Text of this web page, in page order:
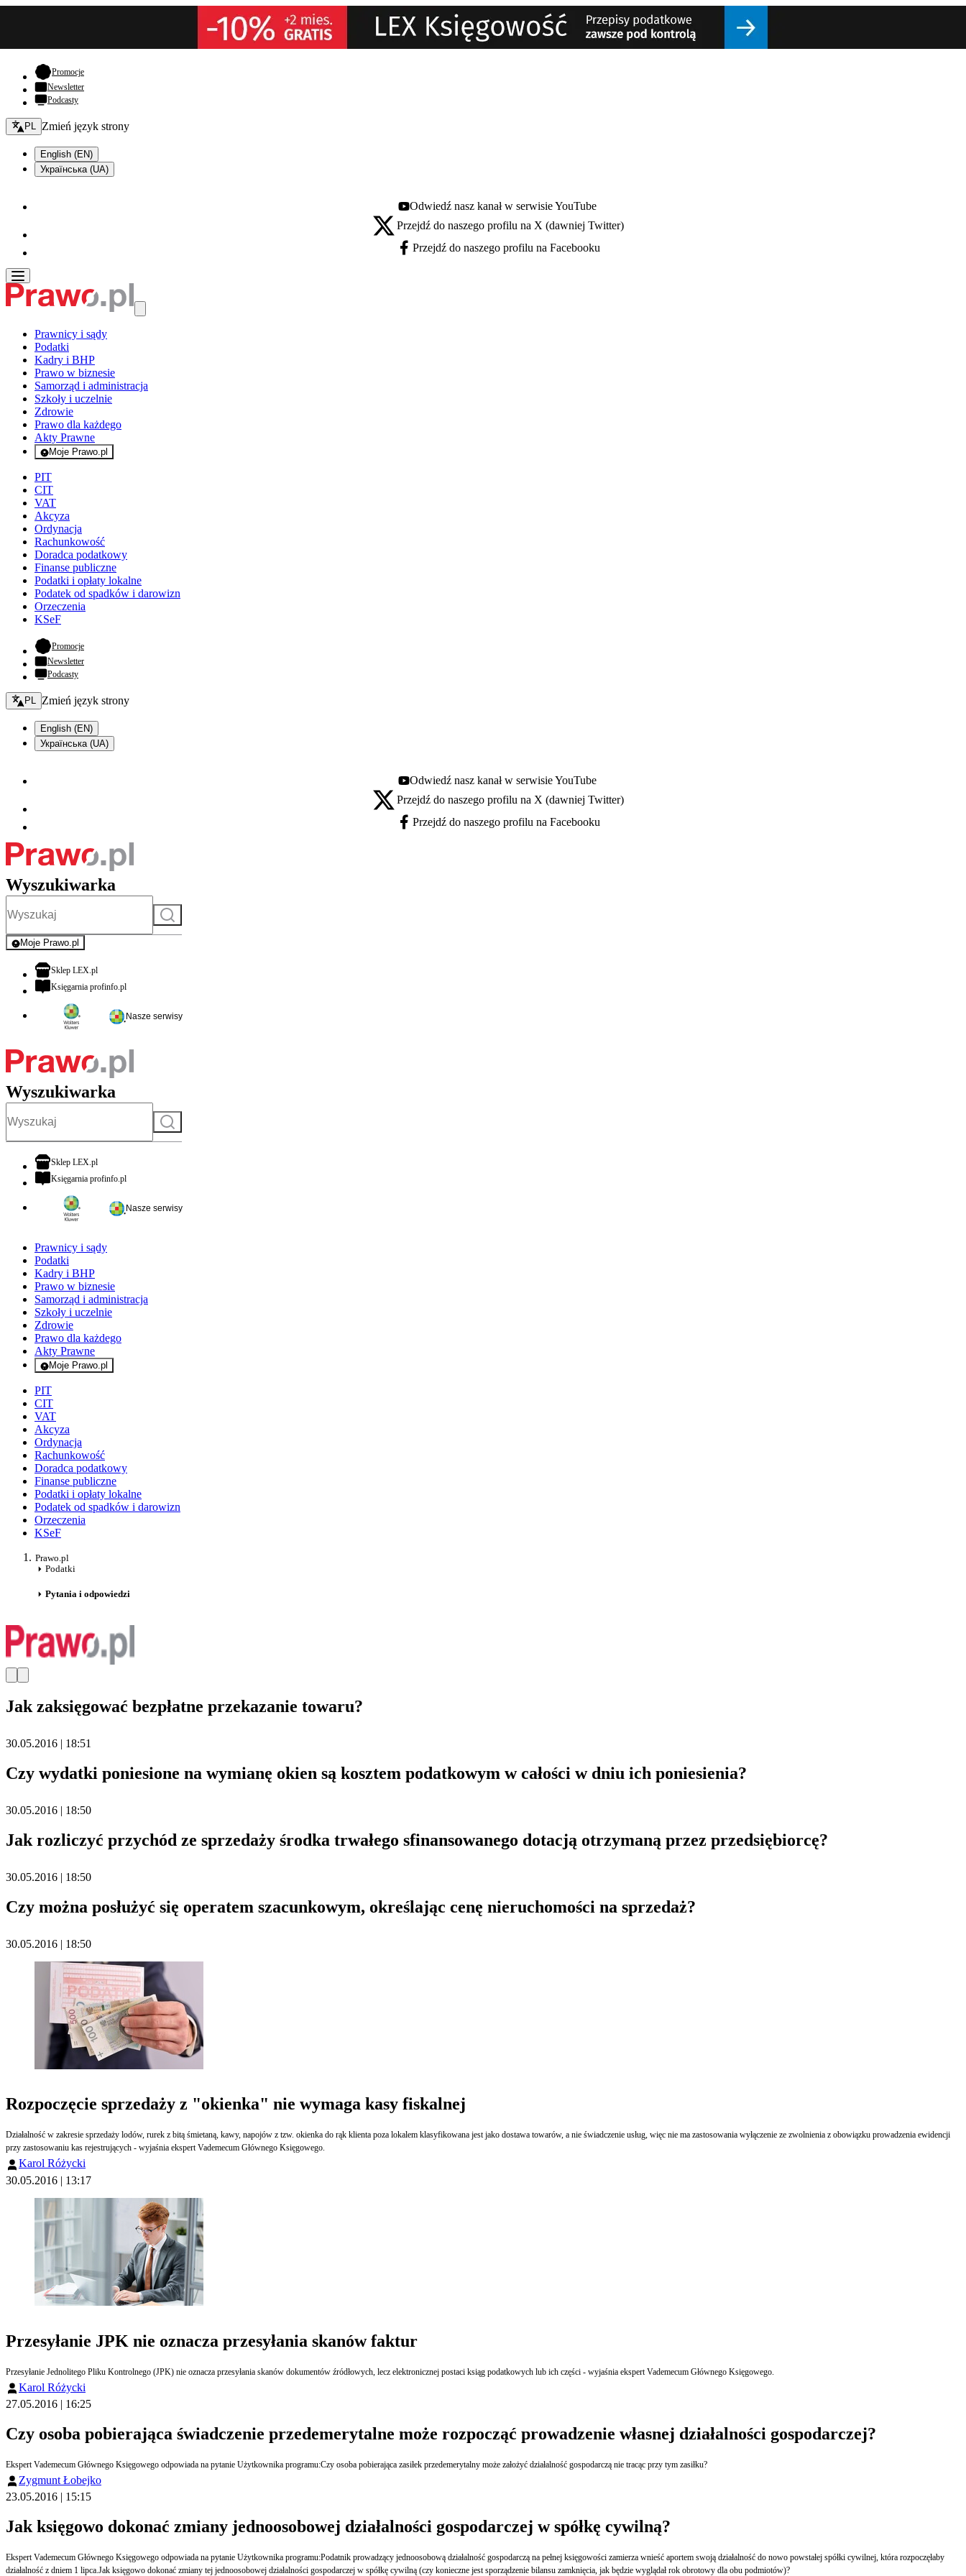
Promocje- otwiera się w nowej karcie
Newsletter
Podcasty
Zmień język - bieżący:
PL Zmień język strony
English (EN)
Українська (UA)
Youtube - otwiera się w nowej karcie
Odwiedź nasz kanał w serwisie YouTube
X - otwiera się w nowej karcie
Przejdź do naszego profilu na X (dawniej Twitter)
Facebook - otwiera się w nowej karcie
Przejdź do naszego profilu na Facebooku
Prawnicy i sądy
Podatki
Kadry i BHP
Prawo w biznesie
Samorząd i administracja
Szkoły i uczelnie
Zdrowie
Prawo dla każdego
Akty Prawne
Moje Prawo.pl
- rejestracja i logowanie do serwisu
PIT
CIT
VAT
Akcyza
Ordynacja
Rachunkowość
Doradca podatkowy
Finanse publiczne
Podatki i opłaty lokalne
Podatek od spadków i darowizn
Orzeczenia
KSeF
Promocje- otwiera się w nowej karcie
Newsletter
Podcasty
Zmień język - bieżący:
PL Zmień język strony
English (EN)
Українська (UA)
Youtube - otwiera się w nowej karcie
Odwiedź nasz kanał w serwisie YouTube
X - otwiera się w nowej karcie
Przejdź do naszego profilu na X (dawniej Twitter)
Facebook - otwiera się w nowej karcie
Przejdź do naszego profilu na Facebooku
Wyszukiwarka
Szukaj
Moje Prawo.pl
- rejestracja i logowanie do serwisu
Sklep LEX.plotwiera się w nowej karcie
Księgarnia profinfo.plotwiera się w nowej karcie
Nasze serwisy
Wyszukiwarka
Szukaj
Sklep LEX.plotwiera się w nowej karcie
Księgarnia profinfo.plotwiera się w nowej karcie
Nasze serwisy
Prawnicy i sądy
Podatki
Kadry i BHP
Prawo w biznesie
Samorząd i administracja
Szkoły i uczelnie
Zdrowie
Prawo dla każdego
Akty Prawne
Moje Prawo.pl
- rejestracja i logowanie do serwisu
PIT
CIT
VAT
Akcyza
Ordynacja
Rachunkowość
Doradca podatkowy
Finanse publiczne
Podatki i opłaty lokalne
Podatek od spadków i darowizn
Orzeczenia
KSeF
Prawo.pl
Podatki
Pytania i odpowiedzi
Jak zaksięgować bezpłatne przekazanie towaru?
30.05.2016 | 18:51
Czy wydatki poniesione na wymianę okien są kosztem podatkowym w całości w dniu ich poniesienia?
30.05.2016 | 18:50
Jak rozliczyć przychód ze sprzedaży środka trwałego sfinansowanego dotacją otrzymaną przez przedsiębiorcę?
30.05.2016 | 18:50
Czy można posłużyć się operatem szacunkowym, określając cenę nieruchomości na sprzedaż?
30.05.2016 | 18:50
Rozpoczęcie sprzedaży z "okienka" nie wymaga kasy fiskalnej
Działalność w zakresie sprzedaży lodów, rurek z bitą śmietaną, kawy, napojów z tzw. okienka do rąk klienta poza lokalem klasyfikowana jest jako dostawa towarów, a nie świadczenie usług, więc nie ma zastosowania wyłączenie ze zwolnienia z obowiązku prowadzenia ewidencji
przy zastosowaniu kas rejestrujących - wyjaśnia ekspert Vademecum Głównego Księgowego.
Karol Różycki
30.05.2016 | 13:17
Przesyłanie JPK nie oznacza przesyłania skanów faktur
Przesyłanie Jednolitego Pliku Kontrolnego (JPK) nie oznacza przesyłania skanów dokumentów źródłowych, lecz elektronicznej postaci ksiąg podatkowych lub ich części - wyjaśnia ekspert Vademecum Głównego Księgowego.
Karol Różycki
27.05.2016 | 16:25
Czy osoba pobierająca świadczenie przedemerytalne może rozpocząć prowadzenie własnej działalności gospodarczej?
Ekspert Vademecum Głównego Księgowego odpowiada na pytanie Użytkownika programu:Czy osoba pobierająca zasiłek przedemerytalny może założyć działalność gospodarczą nie tracąc przy tym zasiłku?
Zygmunt Łobejko
23.05.2016 | 15:15
Jak księgowo dokonać zmiany jednoosobowej działalności gospodarczej w spółkę cywilną?
Ekspert Vademecum Głównego Księgowego odpowiada na pytanie Użytkownika programu:Podatnik prowadzący jednoosobową działalność gospodarczą na pełnej księgowości zamierza wnieść aportem swoją działalność do nowo powstałej spółki cywilnej, która rozpoczęłaby
działalność z dniem 1 lipca.Jak księgowo dokonać zmiany tej jednoosobowej działalności gospodarczej w spółkę cywilną (czy konieczne jest sporządzenie bilansu zamknięcia, jak będzie wyglądał rok obrotowy dla obu podmiotów)?